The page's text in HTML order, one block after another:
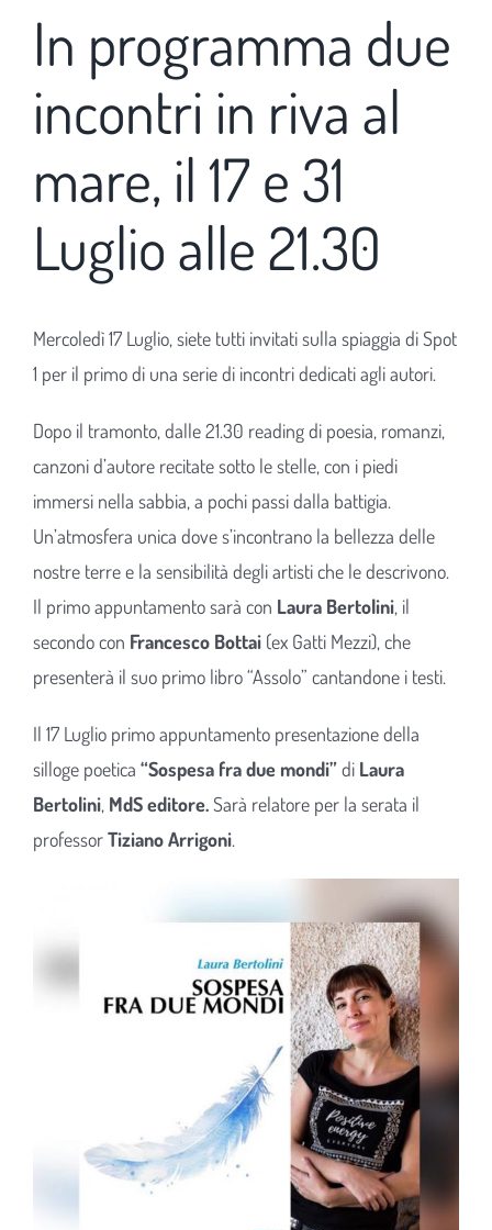
In programma due
incontri in riva al
mare, il 17 e 31
Luglio alle 21.30
Mercoledì 17 Luglio, siete tutti invitati sulla spiaggia di Spot
1 per il primo di una serie di incontri dedicati agli autori.
Dopo il tramonto, dalle 21.30 reading di poesia, romanzi,
canzoni d’autore recitate sotto le stelle, con i piedi
immersi nella sabbia, a pochi passi dalla battigia.
Un’atmosfera unica dove s’incontrano la bellezza delle
nostre terre e la sensibilità degli artisti che le descrivono.
Il primo appuntamento sarà con Laura Bertolini, il
secondo con Francesco Bottai (ex Gatti Mezzi), che
presenterà il suo primo libro “Assolo” cantandone i testi.
Il 17 Luglio primo appuntamento presentazione della
silloge poetica “Sospesa fra due mondi”di Laura
Bertolini, MdS editore.Sarà relatore per la serata il
professorTiziano Arrigoni.